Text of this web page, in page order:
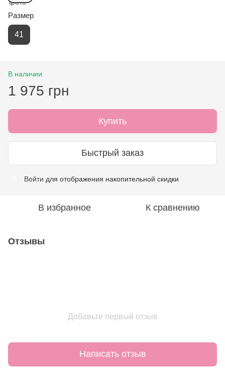
Размер
41
В наличии
1 975 грн
Купить
Быстрый заказ
Войти для отображения накопительной скидки
В избранное К сравнению
Отзывы
Добавьте первый отзыв
Написать отзыв